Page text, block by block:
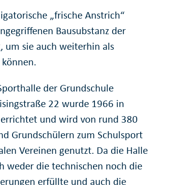
„frische Anstrich“
Bausubstanz der
um sie auch weiterhin als
der Grundschule
22 wurde 1966 in
und wird von rund 380
Grundschülern zum Schulsport
Vereinen genutzt. Da die Halle
weder die technischen noch die
erfüllte und auch die